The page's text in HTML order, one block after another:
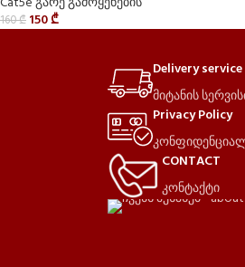
160₾ 150₾
Delivery service
მიტანის
Privacy Policy
CONTACT
კონტაქტი